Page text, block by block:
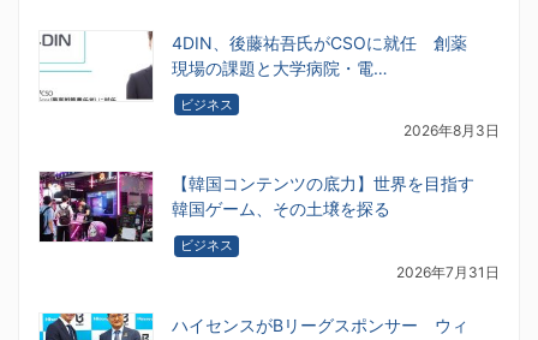
4DIN、後藤祐吾氏がCSOに就任 創薬
現場の課題と大学病院・電…
ビジネス
2026年8月3日
【韓国コンテンツの底力】世界を目指す
韓国ゲーム、その土壌を探る
ビジネス
2026年7月31日
ハイセンスがBリーグスポンサー ウィ